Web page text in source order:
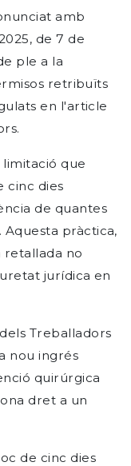
amb
de 7 de
ple a la
retribuïts
en l'article
limitació que
cinc dies
de quantes
Aquesta pràctica,
retallada no
jurídica en
Treballadors
nou ingrés
quirúrgica
dret a un
de cinc dies